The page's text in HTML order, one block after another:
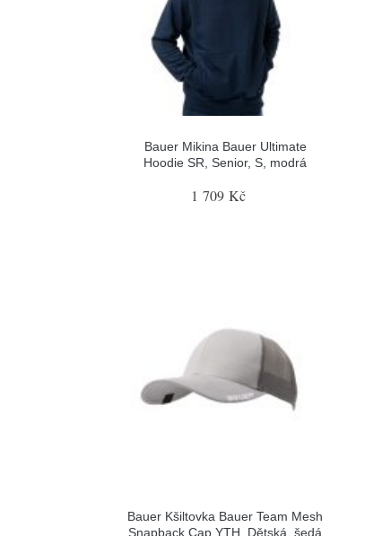
Bauer Mikina Bauer Ultimate
Hoodie SR, Senior, S, modrá
1 709 Kč
Bauer Kšiltovka Bauer Team Mesh
Snapback Cap YTH, Dětská, šedá